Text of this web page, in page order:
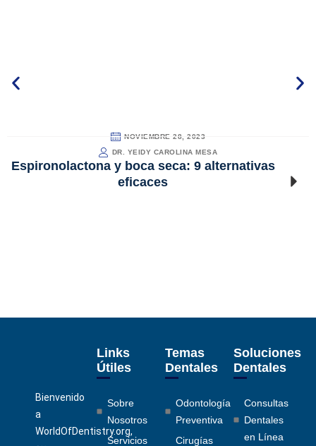
NOVIEMBRE 28, 2023
DR. YEIDY CAROLINA MESA
Espironolactona y boca seca: 9 alternativas
eficaces
Bienvenido
a
WorldOfDentistry.org,
Links
Útiles
Sobre
Nosotros
Servicios
Temas
Dentales
Odontología
Preventiva
Cirugías
Soluciones
Dentales
Consultas
Dentales
en Línea